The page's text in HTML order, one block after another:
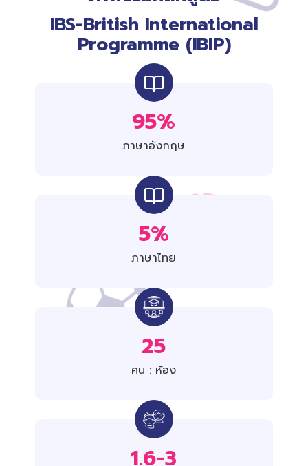
IBS-British International
Programme (IBIP)
95%
ภาษาอังกฤษ
5%
ภาษาไทย
25
คน : ห้อง
1.6-3